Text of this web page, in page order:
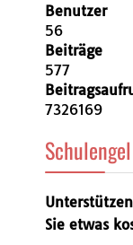
Benutzer
56
Beiträge
577
7326169
Schulengel
Sie etwas